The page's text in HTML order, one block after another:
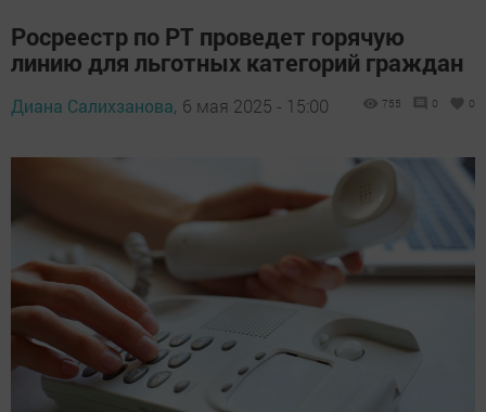
Росреестр по РТ проведет горячую
линию для льготных категорий граждан
Диана Салихзанова, 6 мая 2025 - 15:00 755 0 0